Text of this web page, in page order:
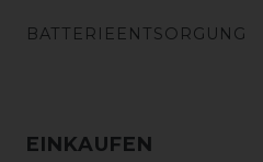
BATTERIEENTSORGUNG
EINKAUFEN